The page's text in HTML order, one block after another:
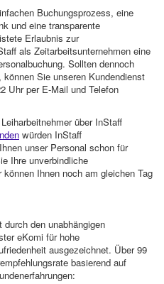
Buchungsprozess, eine
und eine transparente
Erlaubnis zur
als Zeitarbeitsunternehmen eine
Sollten dennoch
Sie unseren Kundendienst
Uhr per E-Mail und Telefon
über InStaff
würden InStaff
unser Personal schon für
Ihre unverbindliche
Ihnen noch am gleichen Tag
durch den unabhängigen
eKomi für hohe
ausgezeichnet. Über 99
basierend auf